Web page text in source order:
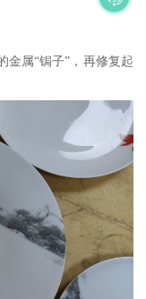
金属“锔子”，再修复起